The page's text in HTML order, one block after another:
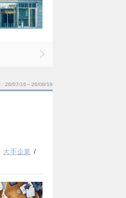
26/07/16～26/08/19
大手企業